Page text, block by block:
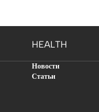
HEALTH
Новости
Статьи